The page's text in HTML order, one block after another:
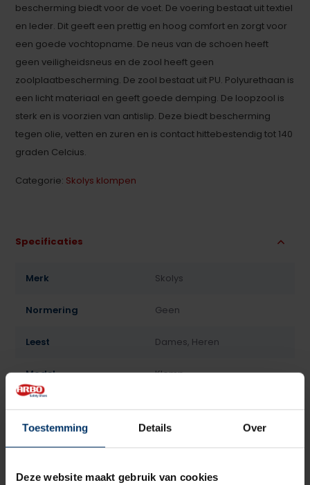
Toestemming Details Over
Deze website maakt gebruik van cookies
bescherming biedt voor de voet. De voering bestaat uit textiel
en leder. Dit geeft een prettig en hoog comfort en zorgt voor
een goede vochtopname. De neus van de schoen heeft
geen veiligheidsneus en de zool heeft geen
zoolplaatbescherming. De zool bestaat uit PU. Polyurethaan is
een licht materiaal en geeft goede demping. De loopzool is
sterk en is voorzien van antislip. Deze biedt bescherming
tegen olie, vetten en zuren en is contact hittebestendig tot 140
graden Celcius.
Categorie: Skolys klompen
Specificaties
Merk Skolys
Normering Geen
Leest Dames, Heren
Model Klomp
Bovenmateriaal